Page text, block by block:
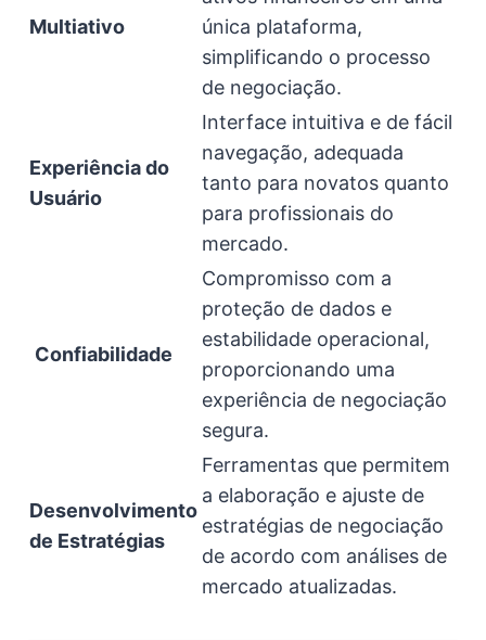
Multiativo
única plataforma,
simplificando o processo
de negociação.
Experiência do
Usuário
Interface intuitiva e de fácil
navegação, adequada
tanto para novatos quanto
para profissionais do
mercado.
Confiabilidade
Compromisso com a
proteção de dados e
estabilidade operacional,
proporcionando uma
experiência de negociação
segura.
Desenvolvimento
de Estratégias
Ferramentas que permitem
a elaboração e ajuste de
estratégias de negociação
de acordo com análises de
mercado atualizadas.